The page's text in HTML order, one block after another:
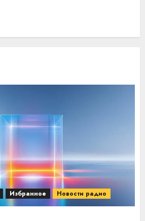
Избранное Новости радио